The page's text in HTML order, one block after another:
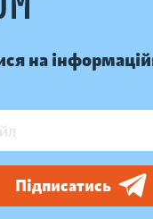
на
Підписатись